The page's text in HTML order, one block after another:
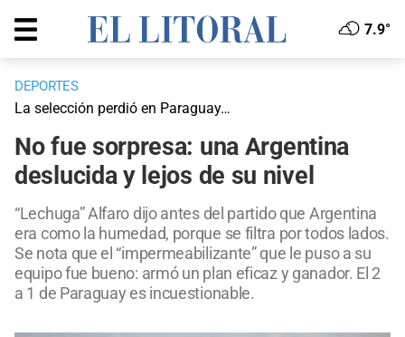
7.9°
DEPORTES
La selección perdió en Paraguay…
No fue sorpresa: una Argentina
deslucida y lejos de su nivel
“Lechuga” Alfaro dijo antes del partido que Argentina
era como la humedad, porque se filtra por todos lados.
Se nota que el “impermeabilizante” que le puso a su
equipo fue bueno: armó un plan eficaz y ganador. El 2
a 1 de Paraguay es incuestionable.